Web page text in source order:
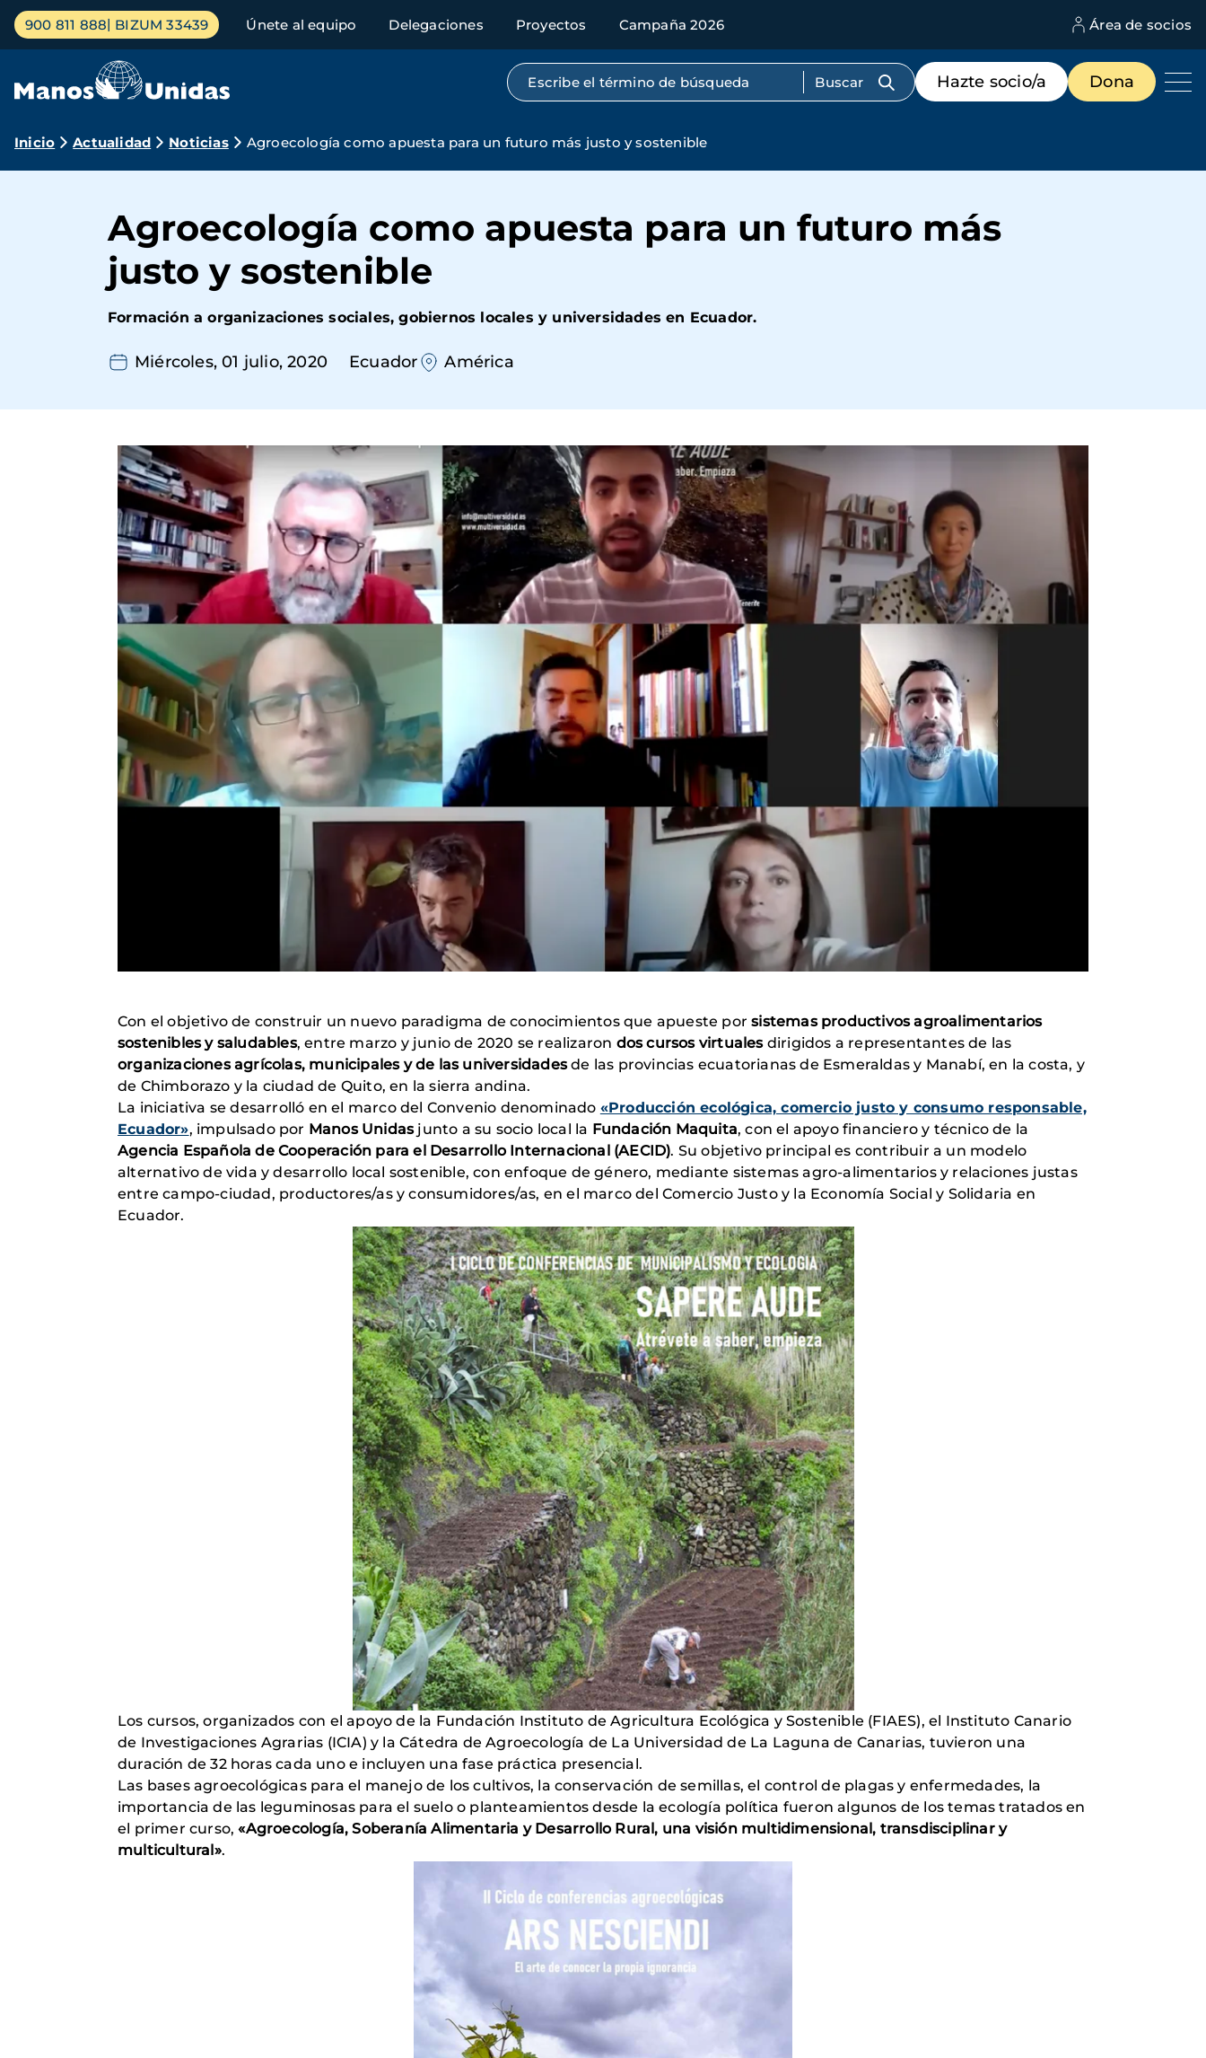
Pasar
contenido
Menú
principal
900 811 888 BIZUM 33439 Únete al equipo Delegaciones Proyectos Campaña 2026 Área de socios
Búsqueda por texto completo
Menú
de
destacados
Hazte socio/a Dona
Ruta
navegación
Inicio Actualidad Noticias Agroecología como apuesta para un futuro más justo y sostenible
Agroecología como apuesta para un futuro más
justo y sostenible
Formación a organizaciones sociales, gobiernos locales y universidades en Ecuador.
Miércoles, 01 julio, 2020 Ecuador América
Con el objetivo de construir un nuevo paradigma de conocimientos que apueste porsistemas productivos agroalimentarios
sostenibles y saludables, entre marzo y junio de 2020 se realizaron dos cursos virtuales dirigidos a representantes de las
organizaciones agrícolas, municipales y de las universidadesde las provincias ecuatorianas de Esmeraldas y Manabí, en la costa, y
de Chimborazo y la ciudad de Quito, en la sierra andina.
La iniciativa se desarrolló en el marco del Convenio denominado «Producción ecológica, comercio justo y consumo responsable,
Ecuador», impulsado por Manos Unidasjunto a su socio local la Fundación Maquita, con el apoyo financiero y técnico de la
Agencia Española de Cooperación para el Desarrollo Internacional (AECID). Su objetivo principal es contribuir a un modelo
alternativo de vida y desarrollo local sostenible, con enfoque de género, mediante sistemas agro-alimentarios y relaciones justas
entre campo-ciudad, productores/as y consumidores/as, en el marco del Comercio Justo y la Economía Social y Solidaria en
Ecuador.
Los cursos, organizados con el apoyo de la Fundación Instituto de Agricultura Ecológica y Sostenible (FIAES), el Instituto Canario
de Investigaciones Agrarias (ICIA) y la Cátedra de Agroecología de La Universidad de La Laguna de Canarias, tuvieron una
duración de 32 horas cada uno e incluyen una fase práctica presencial.
Las bases agroecológicas para el manejo de los cultivos, la conservación de semillas, el control de plagas y enfermedades, la
importancia de las leguminosas para el suelo o planteamientos desde la ecología política fueron algunos de los temas tratados en
el primer curso,«Agroecología, Soberanía Alimentaria y Desarrollo Rural, una visión multidimensional, transdisciplinar y
multicultural».